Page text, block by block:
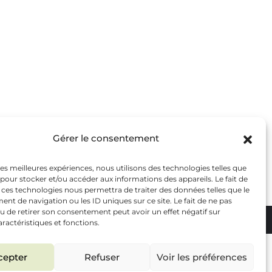
Gérer le consentement
meilleures expériences, nous utilisons des technologies telles que
stocker et/ou accéder aux informations des appareils. Le fait de
technologies nous permettra de traiter des données telles que le
de navigation ou les ID uniques sur ce site. Le fait de ne pas
de retirer son consentement peut avoir un effet négatif sur
et fonctions.
Refuser Voir les préférences
incontournables
site
équipes
pour
Mentions légales Politique de confidentialité